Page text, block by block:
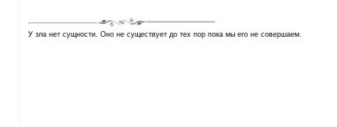
У зла нет сущности. Оно не существует до тех пор пока мы его не совершаем.